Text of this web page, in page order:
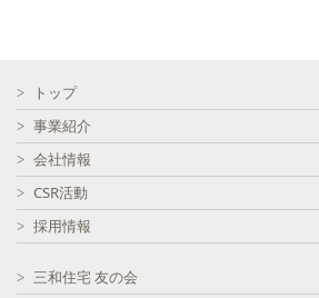
トップ
事業紹介
会社情報
CSR活動
採用情報
三和住宅 友の会